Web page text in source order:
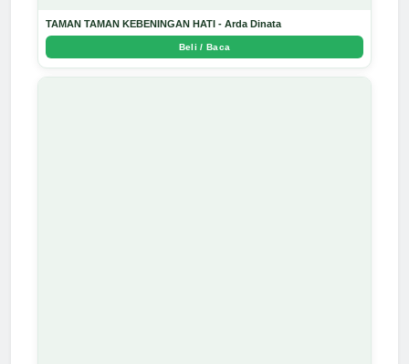
TAMAN TAMAN KEBENINGAN HATI - Arda Dinata
Beli / Baca